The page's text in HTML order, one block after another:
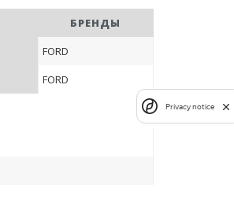
БРЕНДЫ
FORD
FORD
Privacy notice